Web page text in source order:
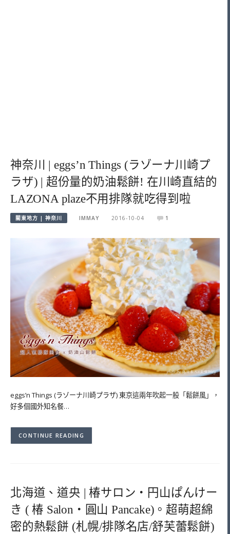
神奈川 | eggs’n Things (ラゾーナ川崎プ
ラザ) | 超份量的奶油鬆餅! 在川崎直結的
LAZONA plaze不用排隊就吃得到啦
關東地方 | 神奈川 IMMAY 2016-10-04 1
eggs’n Things (ラゾーナ川崎プラザ) 東京這兩年吹起一股「鬆餅風」，
好多個國外知名餐…
CONTINUE READING
北海道、道央 | 椿サロン・円山ぱんけー
き ( 椿 Salon・圓山 Pancake)。超萌超綿
密的熱鬆餅 (札幌/排隊名店/舒芙蕾鬆餅)